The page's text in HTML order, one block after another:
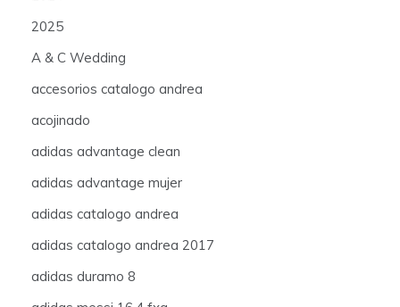
2025
A & C Wedding
accesorios catalogo andrea
acojinado
adidas advantage clean
adidas advantage mujer
adidas catalogo andrea
adidas catalogo andrea 2017
adidas duramo 8